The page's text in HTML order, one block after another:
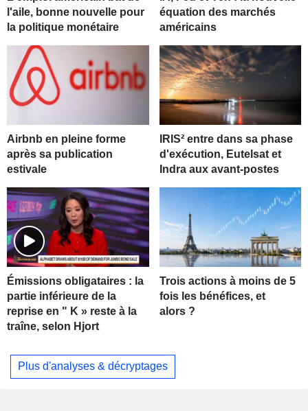
l'aile, bonne nouvelle pour
la politique monétaire
équation des marchés
américains
Airbnb en pleine forme
après sa publication
estivale
IRIS² entre dans sa phase
d'exécution, Eutelsat et
Indra aux avant-postes
Émissions obligataires : la
partie inférieure de la
reprise en " K » reste à la
traîne, selon Hjort
Trois actions à moins de 5
fois les bénéfices, et
alors ?
Plus d'analyses & décryptages